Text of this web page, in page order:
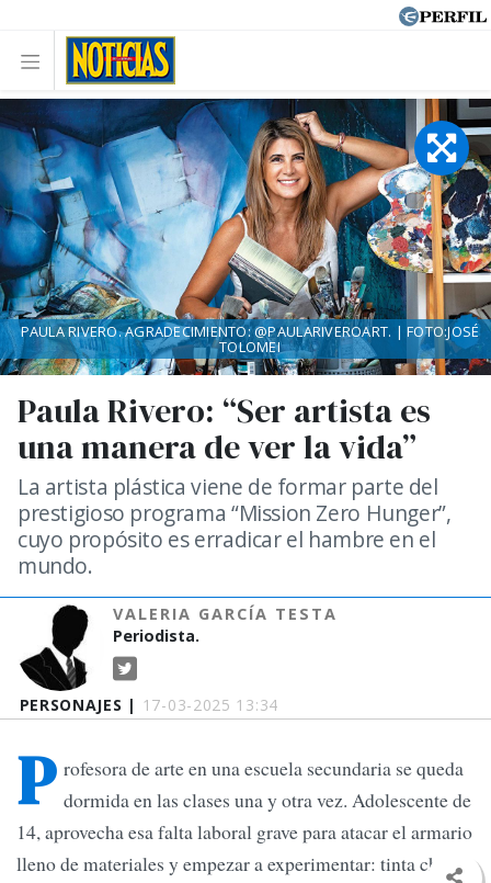
PERSONAJES | 17-03-2025 13:34
Paula Rivero: “Ser artista es
una manera de ver la vida”
La artista plástica viene de formar parte del
prestigioso programa “Mission Zero Hunger”,
cuyo propósito es erradicar el hambre en el
mundo.
VALERIA GARCÍA TESTA
Periodista.
PAULA RIVERO. AGRADECIMIENTO: @PAULARIVEROART. | FOTO:JOSÉ
TOLOMEI
P rofesora de arte en una escuela secundaria se queda
dormida en las clases una y otra vez. Adolescente de
14, aprovecha esa falta laboral grave para atacar el armario
lleno de materiales y empezar a experimentar: tinta china,